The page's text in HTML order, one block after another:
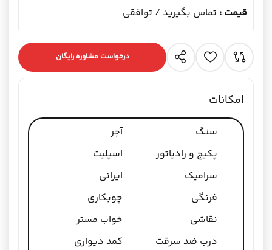
قیمت : تماس بگیرید / توافقی
درخواست مشاوره رایگان
امکانات
سنگ
آجر
پکیج و رادیاتور
اسپلیت
سرامیک
ایرانی
فرنگی
چوبکاری
نقاشی
خواب مستر
درب ضد سرقت
کمد دیواری